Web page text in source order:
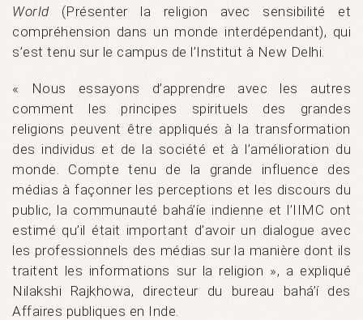
World(Présenter la religion avec sensibilité et
compréhension dans un monde interdépendant), qui
s’est tenu sur le campus de l’Institut à New Delhi.
« Nous essayons d’apprendre avec les autres
comment les principes spirituels des grandes
religions peuvent être appliqués à la transformation
des individus et de la société et à l’amélioration du
monde. Compte tenu de la grande influence des
médias à façonner les perceptions et les discours du
public, la communauté bahá’íe indienne et l’IIMC ont
estimé qu’il était important d’avoir un dialogue avec
les professionnels des médias sur la manière dont ils
traitent les informations sur la religion », a expliqué
Nilakshi Rajkhowa, directeur du bureau bahá’í des
Affaires publiques en Inde.